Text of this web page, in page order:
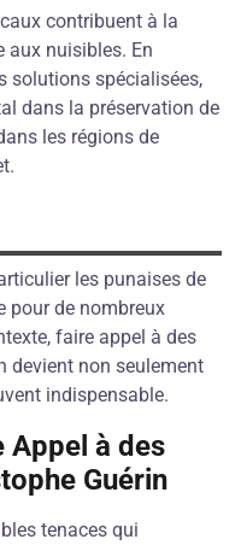
contribuent à la
aux nuisibles. En
solutions spécialisées,
dans la préservation de
les régions de
les punaises de
pour de nombreux
faire appel à des
devient non seulement
indispensable.
Appel à des
Guérin
tenaces qui